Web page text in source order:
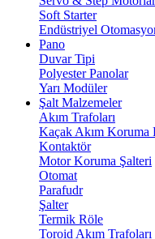
Soft Starter
Endüstriyel
Pano
Duvar Tipi
Polyester Panolar
Yarı Modüler
Şalt Malzemeler
Akım Trafoları
Kaçak Akım Koruma
Kontaktör
Motor Koruma Şalteri
Otomat
Parafudr
Şalter
Termik Röle
Toroid Akım Trafoları